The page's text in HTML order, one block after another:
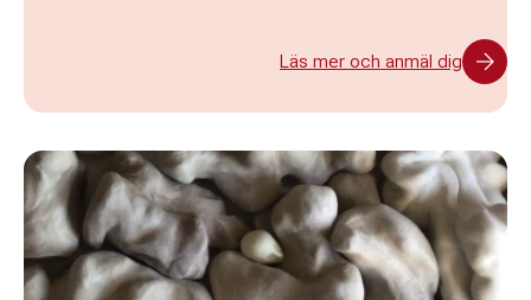
Läs mer och anmäl dig